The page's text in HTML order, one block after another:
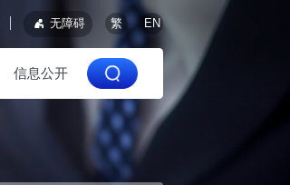
无障碍 繁 EN
信息公开